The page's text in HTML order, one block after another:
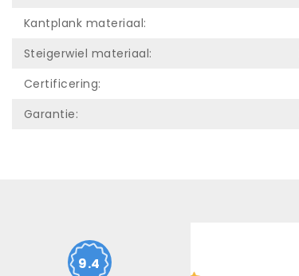
Kantplank materiaal:
Steigerwiel materiaal:
Certificering:
Garantie:
9.4